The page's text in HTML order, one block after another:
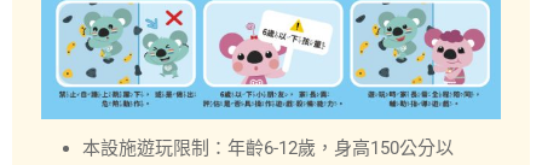
本設施遊玩限制：年齡6-12歲，身高150公分以